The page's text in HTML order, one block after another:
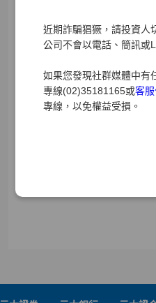
近期詐騙猖獗，請投資人
公司不會以電話、簡訊或
如果您發現社群媒體中有
專線(02)35181165或客
專線，以免權益受損。